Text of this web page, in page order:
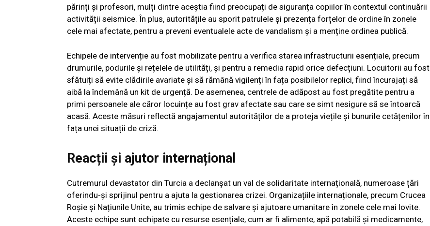
părinți și profesori, mulți dintre aceștia fiind preocupați de siguranța copiilor în contextul continuării
activității seismice. În plus, autoritățile au sporit patrulele și prezența forțelor de ordine în zonele
cele mai afectate, pentru a preveni eventualele acte de vandalism și a menține ordinea publică.
Echipele de intervenție au fost mobilizate pentru a verifica starea infrastructurii esențiale, precum
drumurile, podurile și rețelele de utilități, și pentru a remedia rapid orice defecțiuni. Locuitorii au fost
sfătuiți să evite clădirile avariate și să rămână vigilenți în fața posibilelor replici, fiind încurajați să
aibă la îndemână un kit de urgență. De asemenea, centrele de adăpost au fost pregătite pentru a
primi persoanele ale căror locuințe au fost grav afectate sau care se simt nesigure să se întoarcă
acasă. Aceste măsuri reflectă angajamentul autorităților de a proteja viețile și bunurile cetățenilor în
fața unei situații de criză.
Reacții și ajutor internațional
Cutremurul devastator din Turcia a declanșat un val de solidaritate internațională, numeroase țări
oferindu-și sprijinul pentru a ajuta la gestionarea crizei. Organizațiile internaționale, precum Crucea
Roșie și Națiunile Unite, au trimis echipe de salvare și ajutoare umanitare în zonele cele mai lovite.
Aceste echipe sunt echipate cu resurse esențiale, cum ar fi alimente, apă potabilă și medicamente,